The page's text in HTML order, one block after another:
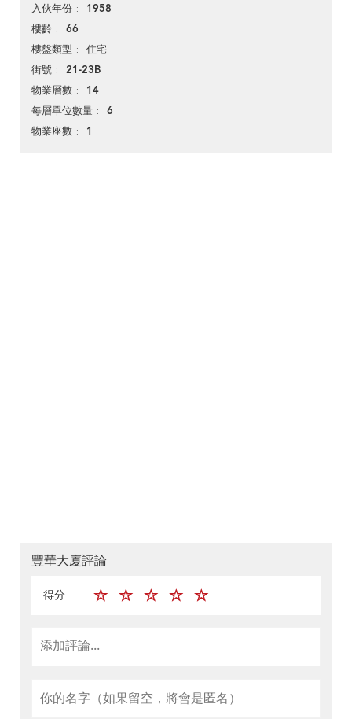
入伙年份 1958
樓齡 66
樓盤類型 住宅
街號 21-23B
物業層數 14
每層單位數量 6
物業座數 1
豐華大廈評論
得分